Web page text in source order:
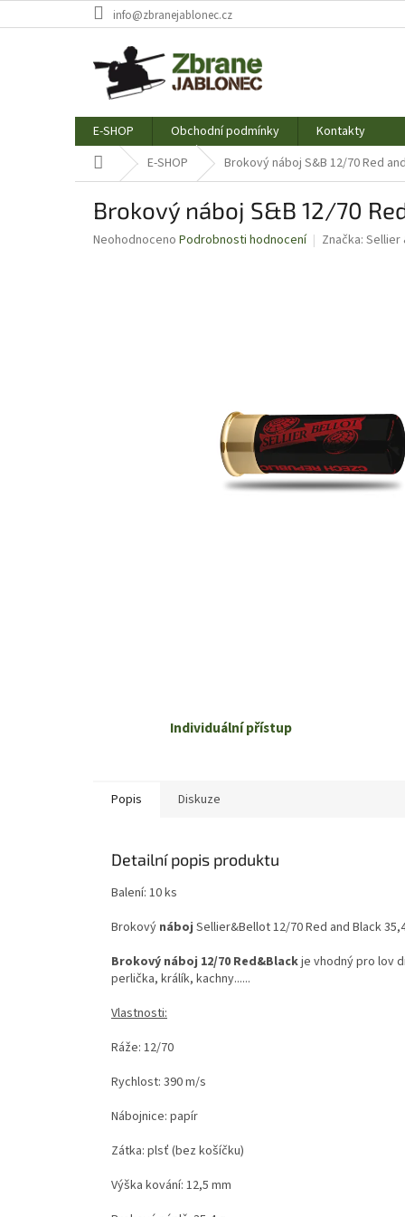
na
info@zbranejablonec.cz
E-SHOP Obchodní podmínky
Kontakty
Domů E-SHOP Brokový náboj S&B 12/70 Red
Brokový náboj S&B 12/70
Průměrné
Neohodnoceno Podrobnosti hodnocení Značka: Sellier
Individuální přístup
Popis Diskuze
Detailní popis produktu
Balení: 10 ks
Brokový náboj Sellier&Bellot 12/70 Red and Black
Brokový náboj 12/70 Red&Blackje vhodný pro lov
perlička, králík, kachny......
Vlastnosti:
Ráže: 12/70
Rychlost: 390 m/s
Nábojnice: papír
Zátka: plsť (bez košíčku)
Výška kování: 12,5 mm